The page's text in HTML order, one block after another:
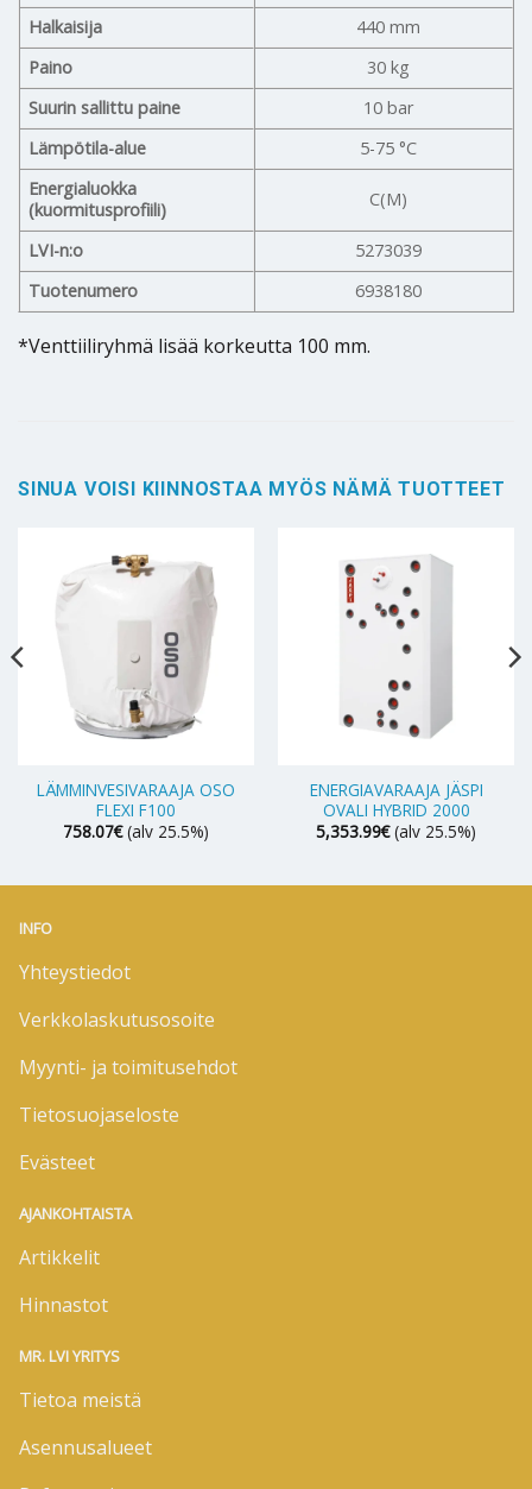
Halkaisija
440 mm
Paino
30 kg
Suurin sallittu paine
10 bar
Lämpötila-alue
5-75 °C
Energialuokka
(kuormitusprofiili)
C(M)
LVI-n:o
5273039
Tuotenumero
6938180
*Venttiiliryhmä lisää korkeutta 100 mm.
SINUA VOISI KIINNOSTAA MYÖS NÄMÄ TUOTTEET
LÄMMINVESIVARAAJA OSO
FLEXI F100
758.07€ (alv 25.5%)
ENERGIAVARAAJA JÄSPI
OVALI HYBRID 2000
5,353.99€ (alv 25.5%)
INFO
Yhteystiedot
Verkkolaskutusosoite
Myynti- ja toimitusehdot
Tietosuojaseloste
Evästeet
AJANKOHTAISTA
Artikkelit
Hinnastot
MR. LVI YRITYS
Tietoa meistä
Asennusalueet